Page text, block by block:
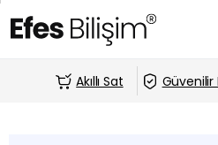
Akıllı Sat Güvenilir